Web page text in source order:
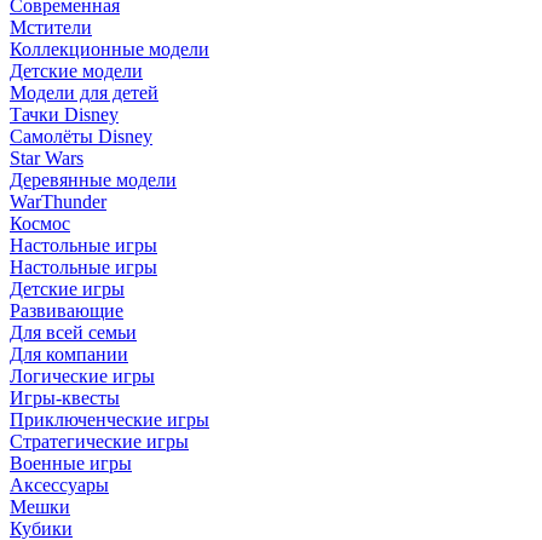
Современная
Мстители
Коллекционные модели
Детские модели
Модели для детей
Тачки Disney
Самолёты Disney
Star Wars
Деревянные модели
WarThunder
Космос
Настольные игры
Настольные игры
Детские игры
Развивающие
Для всей семьи
Для компании
Логические игры
Игры-квесты
Приключенческие игры
Стратегические игры
Военные игры
Аксессуары
Мешки
Кубики